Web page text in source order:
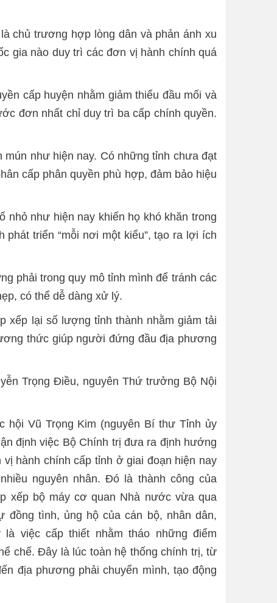
chủ trương hợp lòng dân và phản ánh xu
gia nào duy trì các đơn vị hành chính quá
cấp huyện nhằm giảm thiểu đầu mối và
đơn nhất chỉ duy trì ba cấp chính quyền.
mún như hiện nay. Có những tỉnh chưa đạt
cấp phân quyền phù hợp, đảm bảo hiệu
như hiện nay khiến họ khó khăn trong
triển “mỗi nơi một kiểu”, tạo ra lợi ích
phải trong quy mô tỉnh mình để tránh các
có thể dễ dàng xử lý.
xếp lại số lượng tỉnh thành nhằm giảm tải
thức giúp người đứng đầu địa phương
Trọng Điều, nguyên Thứ trưởng Bộ Nội
hội Vũ Trọng Kim (nguyên Bí thư Tỉnh ủy
định việc Bộ Chính trị đưa ra định hướng
vị hành chính cấp tỉnh ở giai đoạn hiện nay
nguyên nhân. Đó là thành công của
xếp bộ máy cơ quan Nhà nước vừa qua
đồng tình, ủng hộ của cán bộ, nhân dân,
là việc cấp thiết nhằm tháo những điểm
chế. Đây là lúc toàn hệ thống chính trị, từ
địa phương phải chuyển mình, tạo động